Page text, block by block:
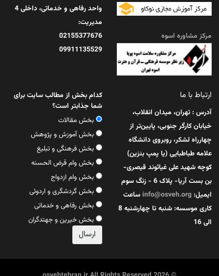
مرکز مشاوره اسوه
واحد رفاهی و خدماتی، داخلی 4
مدیریت:
02155377676
09911135529
ارتباط با ما
آدرس : تهران، میدان انقلاب،
خیابان کارگر جنوبی، پایین‌تر از
چهارراه لشکر، روبروی دانشگاه
علامه طباطبایی (یا پمپ بنزین)
کوچه شهید علی غیاثوند قیصری-
بن بست آریا- پلاک 6 - زنگ سوم
ایمیل: info@osveh.org ساعت
کاری موسسه: شنبه تا چهارشنبه 8
الی 16
کدام بخش از مطالب سایت برای
شما جذابتر است؟
بخش مقالات
بخش آموزش و پژوهش
بخش فرهنگی و تبلیغ
بخش وام قرض الحسنه
بخش وام ازدواج
بخش گردشگری و اردوئی
بخش رفاهی و خدماتی
بخش خیرین و جهتدگران